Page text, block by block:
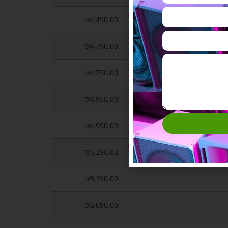
₪4,490.00
₪4,790.00
₪4,790.00
₪4,950.00
₪4,990.00
₪5,290.00
₪5,390.00
₪5,690.00